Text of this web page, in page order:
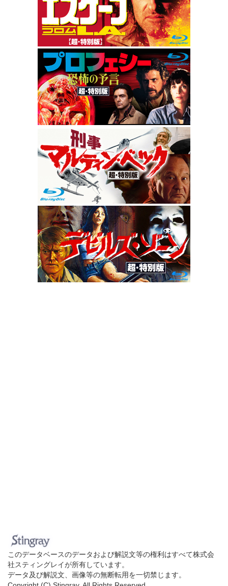
このデータベースのデータおよび解説文等の権利はすべて株式会
社スティングレイが所有しています。
データ及び解説文、画像等の無断転用を一切禁じます。